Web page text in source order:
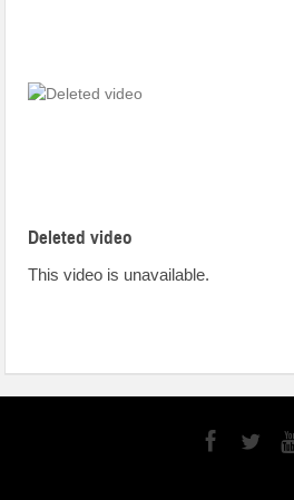
Deleted video
This video is unavailable.